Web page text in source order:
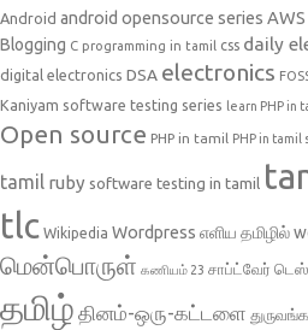
Android android opensource series AWS
Blogging C programming in tamil css daily
digital electronics DSA electronics
Kaniyam software testing series learn PHP in
Open source PHP in tamil PHP in tamil
tamil ruby software testing in tamil
tlc Wikipedia Wordpress எளிய தமிழில்
மென்பொருள் கணியம் 23 சாப்ட்வேர்
தமிழ் தினம்-ஒரு-கட்டளை